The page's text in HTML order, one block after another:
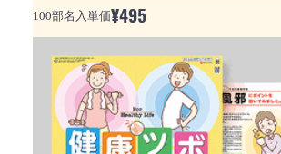
100部名入単価¥495